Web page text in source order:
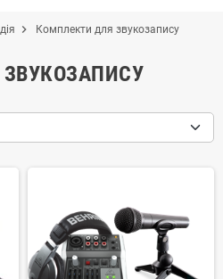
chevron_right Комплекти для звукозапису